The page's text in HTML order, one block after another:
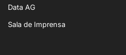
Data AG
Sala de Imprensa